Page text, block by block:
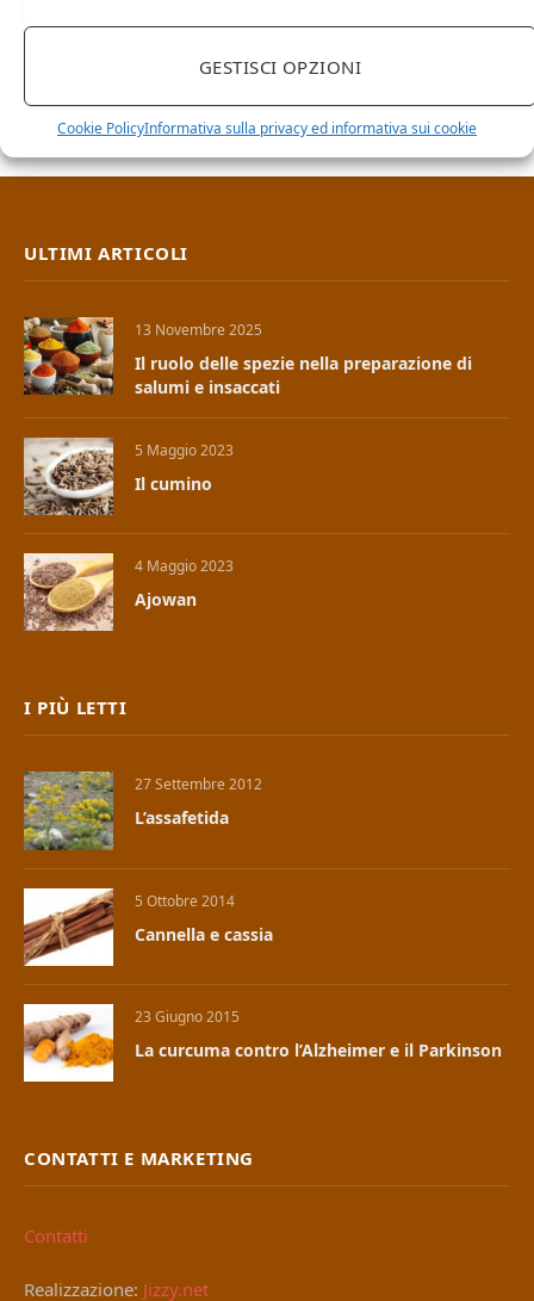
GESTISCI OPZIONI
Cookie PolicyInformativa sulla privacy ed informativa sui cookie
ULTIMI ARTICOLI
13 Novembre 2025
Il ruolo delle spezie nella preparazione di
salumi e insaccati
5 Maggio 2023
Il cumino
4 Maggio 2023
Ajowan
I PIÙ LETTI
27 Settembre 2012
L’assafetida
5 Ottobre 2014
Cannella e cassia
23 Giugno 2015
La curcuma contro l’Alzheimer e il Parkinson
CONTATTI E MARKETING
Contatti
Realizzazione: Jizzy.net